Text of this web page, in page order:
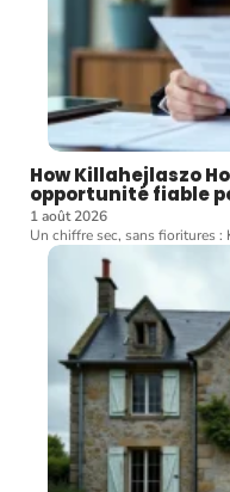
How Killahejlaszo
opportunité fiable
1 août 2026
Un chiffre sec, sans fioritures